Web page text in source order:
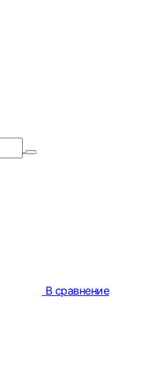
В сравнение